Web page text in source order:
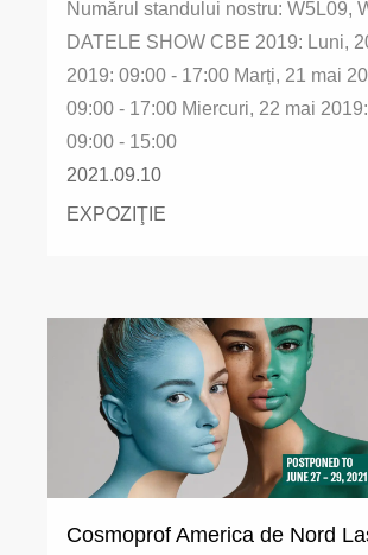
Numărul standului nostru: W5L09,
DATELE SHOW CBE 2019: Luni,
2019: 09:00 - 17:00 Marți, 21 mai
09:00 - 17:00 Miercuri, 22 mai 2019:
09:00 - 15:00
2021.09.10
EXPOZIŢIE
Cosmoprof America de Nord